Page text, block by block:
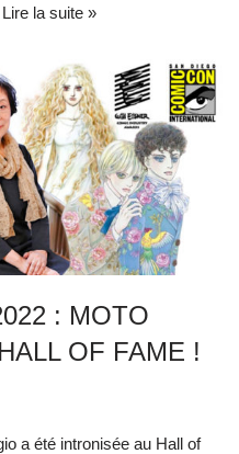
Lire la suite »
: MOTO
OF FAME !
a été intronisée au Hall of